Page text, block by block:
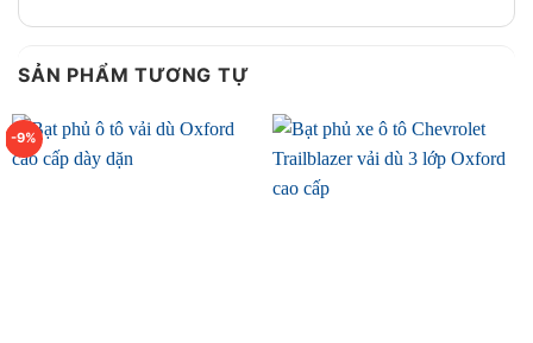
SẢN PHẨM TƯƠNG TỰ
-9%